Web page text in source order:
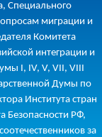
Специального
миграции и
Комитета
интеграции и
I, IV, V, VII, VIII
Думы по
Института стран
Безопасности РФ,
за